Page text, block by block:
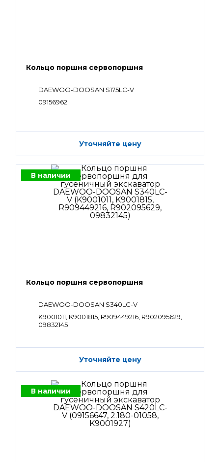
Кольцо поршня сервопоршня
DAEWOO-DOOSAN S175LC-V
09156962
Уточняйте цену
В наличии
Кольцо поршня сервопоршня
DAEWOO-DOOSAN S340LC-V
K9001011, K9001815, R909449216, R902095629,
09832145
Уточняйте цену
В наличии